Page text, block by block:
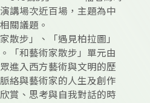
講場次近百場，主題為中
關議題。
散步」、「遇見柏拉圖」
「和藝術家散步」單元由
進入西方藝術與文明的歷
絡與藝術家的人生及創作
賞、思考與自我對話的時